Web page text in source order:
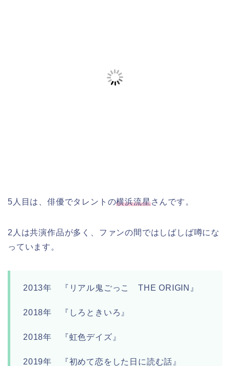
5人目は、俳優でタレントの横浜流星さんです。
2人は共演作品が多く、ファンの間ではしばしば噂にな
っています。
2013年 『リアル鬼ごっこ THE ORIGIN』
2018年 『しろときいろ』
2018年 『虹色デイズ』
2019年 『初めて恋をした日に読む話』